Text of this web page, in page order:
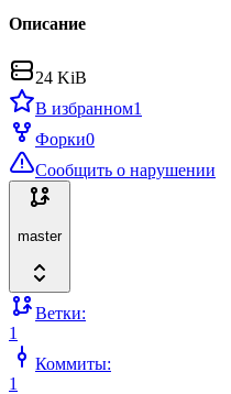
Описание
24 KiB
В избранном1
Форки0
Сообщить о нарушении
master
Ветки:
1
Коммиты:
1